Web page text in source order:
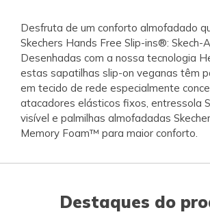
Desfruta de um conforto almofadado
Skechers Hands Free Slip-ins®: Skech-
Desenhadas com a nossa tecnologia
estas sapatilhas slip-on veganas têm
em tecido de rede especialmente
atacadores elásticos fixos, entressola
visível e palmilhas almofadadas
Memory Foam™ para maior conforto.
Destaques do